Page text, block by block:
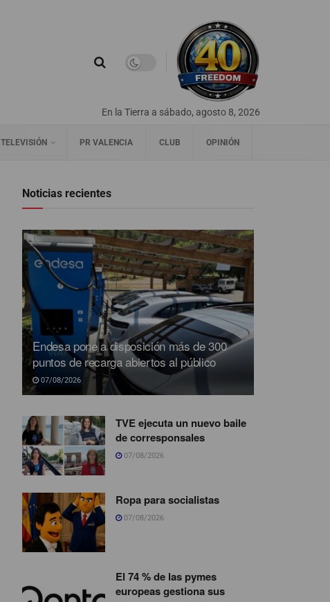
En la Tierra a sábado, agosto 8, 2026
TELEVISIÓN PR VALENCIA CLUB OPINIÓN
Noticias recientes
Endesa pone a disposición más de 300
puntos de recarga abiertos al público
07/08/2026
TVE ejecuta un nuevo baile
de corresponsales
07/08/2026
Ropa para socialistas
07/08/2026
El 74 % de las pymes
europeas gestiona sus